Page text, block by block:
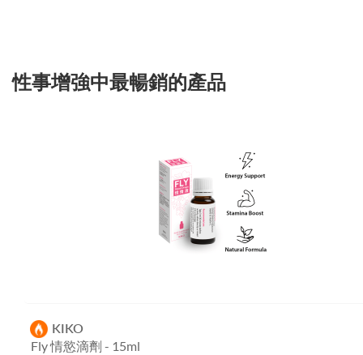
性事增強中最暢銷的產品
KIKO
Fly 情慾滴劑 - 15ml